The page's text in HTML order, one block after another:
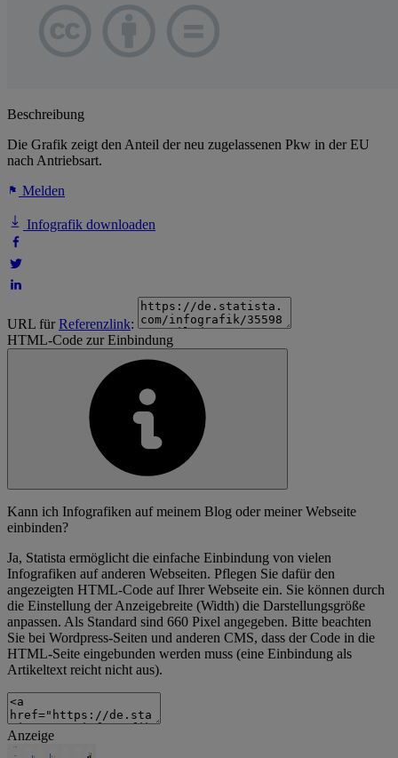
Beschreibung
Die Grafik zeigt den Anteil der neu zugelassenen Pkw in der EU
nach Antriebsart.
Melden
Infografik downloaden
URL fürReferenzlink:
HTML-Code zur Einbindung
Kann ich Infografiken auf meinem Blog oder meiner Webseite
einbinden?
Ja, Statista ermöglicht die einfache Einbindung von vielen
Infografiken auf anderen Webseiten. Pflegen Sie dafür den
angezeigten HTML-Code auf Ihrer Webseite ein. Sie können durch
die Einstellung der Anzeigebreite (Width) die Darstellungsgröße
anpassen. Als Standard sind 660 Pixel angegeben. Bitte beachten
Sie bei Wordpress-Seiten und anderen CMS, dass der Code in die
HTML-Seite eingebunden werden muss (eine Einbindung als
Artikeltext reicht nicht aus).
Anzeige